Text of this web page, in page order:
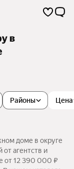
в
Цена
Районы
доме в округе
агентств и
от 12 390 000 ₽